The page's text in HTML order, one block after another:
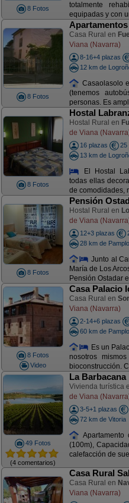
8 Fotos
totalmente
equipadas y con
8 Fotos
Casa Rural en
Viana (Navarra)
8-16+4 plazas
12 km de
Casaolasolo
(tenemos
personas. Es
8 Fotos
Hostal
Hostal Rural en
de Viana
16 plazas
25
13 km de
El Hostal
todas ellas
de comodidades,
8 Fotos
Pensión
Hostal Rural en
de Viana
12+3 plazas
28 km de
Junto al
María de Los
Pensión Ostadar
8 Fotos
Video
Casa Palacio
Casa Rural en
Viana (Navarra)
2-14+6 plazas
60 km de
Es un
nosotros
bioconstrucción.
49 Fotos
(4 comentarios)
La Barbacana
Vivienda turística
de Viana
3-5+1 plazas
72 km de Vitoria
(100m),
calefacción de
Casa Rural
Casa Rural en
Viana (Navarra)